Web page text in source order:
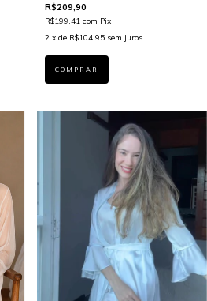
R$209,90
R$199,41 com Pix
2 x de R$104,95 sem juros
COMPRAR